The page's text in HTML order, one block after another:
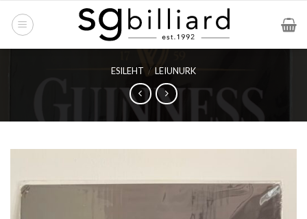
ESILEHT / LEIUNURK